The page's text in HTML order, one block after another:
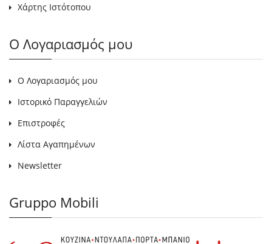
Χάρτης Ιστότοπου
Ο Λογαριασμός μου
Ο Λογαριασμός μου
Ιστορικό Παραγγελιών
Επιστροφές
Λίστα Αγαπημένων
Newsletter
Gruppo Mobili